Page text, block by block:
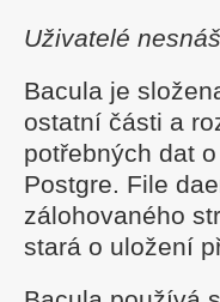
Uživatelé
Bacula je
ostatní části a
potřebných dat
Postgre. File
zálohovaného
stará o uložení